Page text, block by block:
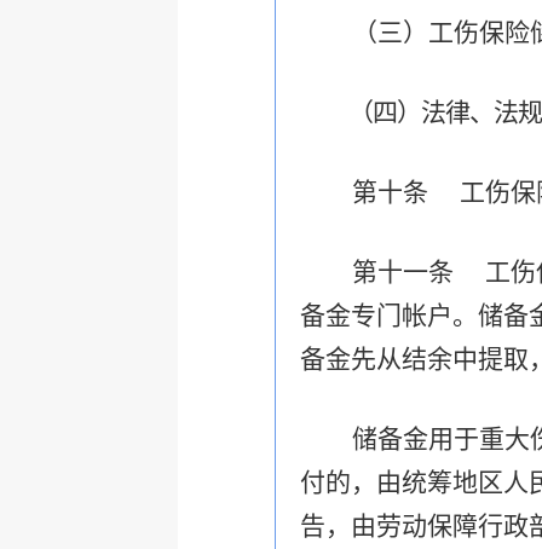
（三）工伤保险
（四）法律、法
第十条 工伤保
第十一条 工伤
备金专门帐户。储备
备金先从结余中提取
储备金用于重大
付的，由统筹地区人
告，由劳动保障行政